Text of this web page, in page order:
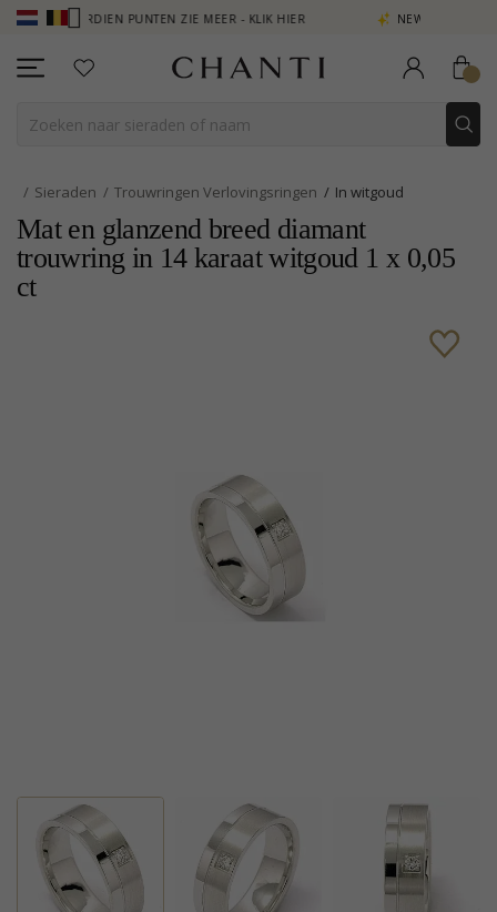
PUNTEN ZIE MEER - KLIK HIER NEW COLLECTION | AURA
Sieraden Trouwringen Verlovingsringen In witgoud
Mat en glanzend breed diamant
trouwring in 14 karaat witgoud 1 x 0,05
ct